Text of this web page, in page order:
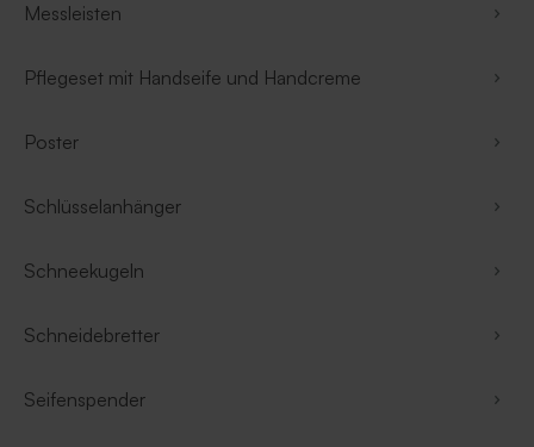
Messleisten
Pflegeset mit Handseife und Handcreme
Poster
Schlüsselanhänger
Schneekugeln
Schneidebretter
Seifenspender